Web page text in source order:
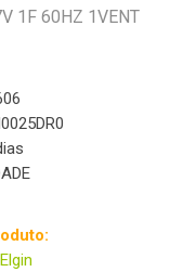
1F 60HZ 1VENT